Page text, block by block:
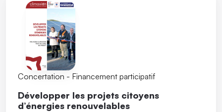
Concertation - Financement participatif
Développer les projets citoyens
d’énergies renouvelables